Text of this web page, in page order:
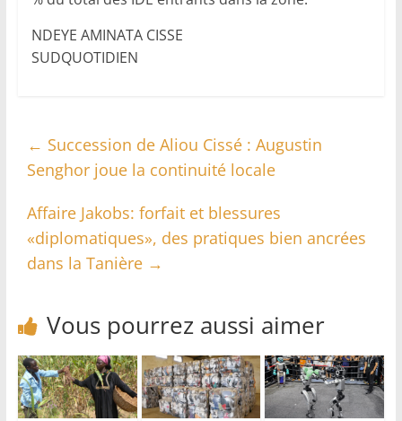
NDEYE AMINATA CISSE
SUDQUOTIDIEN
← Succession de Aliou Cissé : Augustin
Senghor joue la continuité locale
Affaire Jakobs: forfait et blessures
«diplomatiques», des pratiques bien ancrées
dans la Tanière →
Vous pourrez aussi aimer